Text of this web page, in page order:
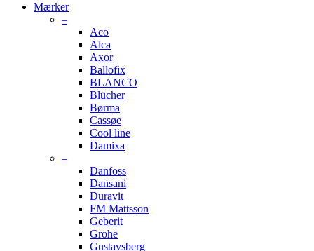
Mærker
–
Aco
Alca
Axor
Ballofix
BLANCO
Blücher
Børma
Cassøe
Cool line
Damixa
–
Danfoss
Dansani
Duravit
FM Mattsson
Geberit
Grohe
Gustavsberg